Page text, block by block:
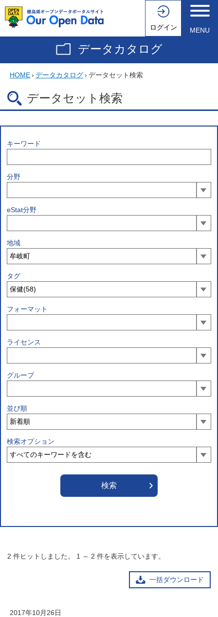
ログイン MENU
データカタログ
HOME› データカタログ› データセット検索
データセット検索
キーワード
分野
eStat分野
地域
タグ
フォーマット
ライセンス
グループ
並び順
検索オプション
2 件ヒットしました。 1 ～ 2 件を表示しています。
一括ダウンロード
2017年10月26日